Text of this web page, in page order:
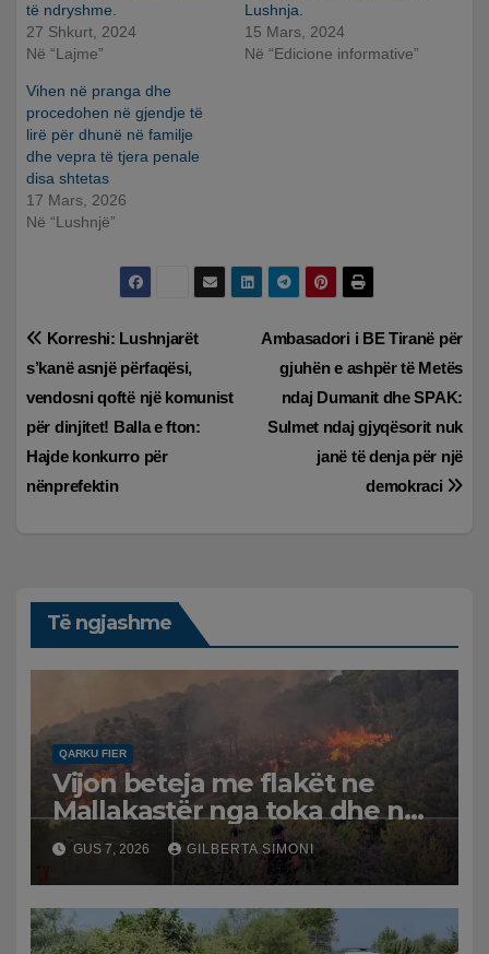
të ndryshme.
27 Shkurt, 2024
Në “Lajme”
Lushnja.
15 Mars, 2024
Në “Edicione informative”
Vihen në pranga dhe
procedohen në gjendje të
lirë për dhunë në familje
dhe vepra të tjera penale
disa shtetas
17 Mars, 2026
Në “Lushnjë”
Lëvizje
te
postimet
Ambasadori i BE Tiranë për
gjuhën e ashpër të Metës
ndaj Dumanit dhe SPAK:
Sulmet ndaj gjyqësorit nuk
janë të denja për një
demokraci
Korreshi: Lushnjarët
s’kanë asnjë përfaqësi,
vendosni qoftë një komunist
për dinjitet! Balla e fton:
Hajde konkurro për
nënprefektin
Të ngjashme
QARKU FIER
Vijon beteja me flakët ne
Mallakastër nga toka dhe nga
ajri me dy helikopterë.
GUS 7, 2026 GILBERTA SIMONI